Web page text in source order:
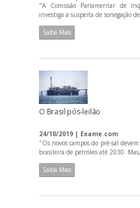
a
"A Comissão Parlamentar de
investiga a suspeita de sonegação
Saiba Mais
O Brasil pós-leilão
24/10/2019 | Exame.com
"Os novos campos do pré-sal
brasileira de petróleo até 2030.
Saiba Mais